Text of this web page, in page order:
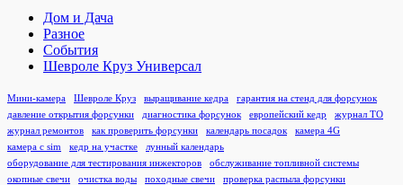
Дом и Дача
Разное
События
Шевроле Круз Универсал
Мини-камера Шевроле Круз выращивание кедра
гарантия на стенд для форсунок
давление открытия форсунки
диагностика форсунок европейский кедр
журнал ТО
журнал ремонтов
как проверить форсунки календарь посадок
камера 4G
камера с sim
кедр на участке
лунный календарь
оборудование для тестирования инжекторов
обслуживание топливной системы
окопные свечи
очистка воды походные свечи
проверка распыла форсунки